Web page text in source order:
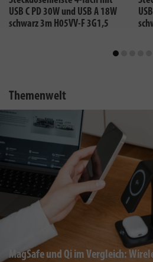
USB C PD 30W und USB A 18W
schwarz 3m H05VV-F 3G1,5
Themenwelt
MagSafe und Qi im Vergleich: